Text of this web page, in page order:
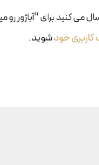
کنید برای “آباژور رو میزی
خودشوید.